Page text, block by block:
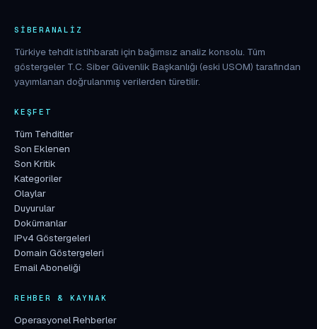
SIBERANALIZ
Türkiye tehdit istihbaratı için bağımsız analiz konsolu. Tüm
göstergeler T.C. Siber Güvenlik Başkanlığı (eski USOM) tarafından
yayımlanan doğrulanmış verilerden türetilir.
KEŞFET
Tüm Tehditler
Son Eklenen
Son Kritik
Kategoriler
Olaylar
Duyurular
Dokümanlar
IPv4 Göstergeleri
Domain Göstergeleri
Email Aboneliği
REHBER & KAYNAK
Operasyonel Rehberler